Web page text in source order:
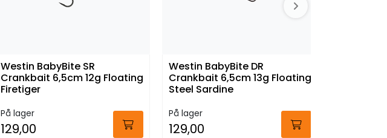
Westin BabyBite SR
Crankbait 6,5cm 12g Floating
Firetiger
På lager
129,00
Westin BabyBite DR
Crankbait 6,5cm 13g Floating
Steel Sardine
På lager
129,00